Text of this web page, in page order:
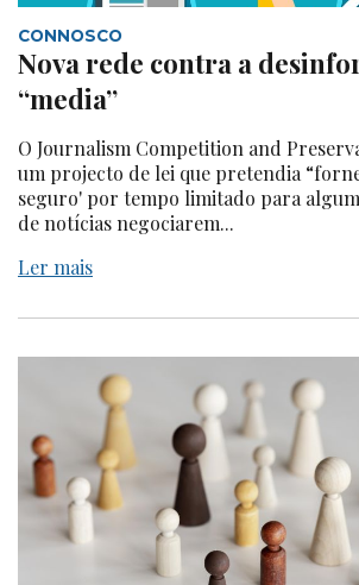
CONNOSCO
Nova rede contra a
“media”
O Journalism Competition and
um projecto de lei que pretendia
seguro' por tempo limitado para
de notícias negociarem...
Ler mais